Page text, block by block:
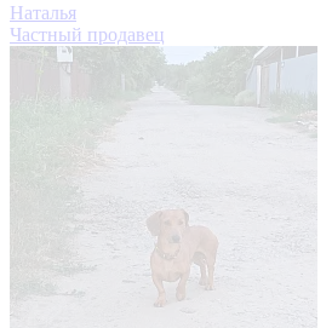
Наталья
Частный продавец